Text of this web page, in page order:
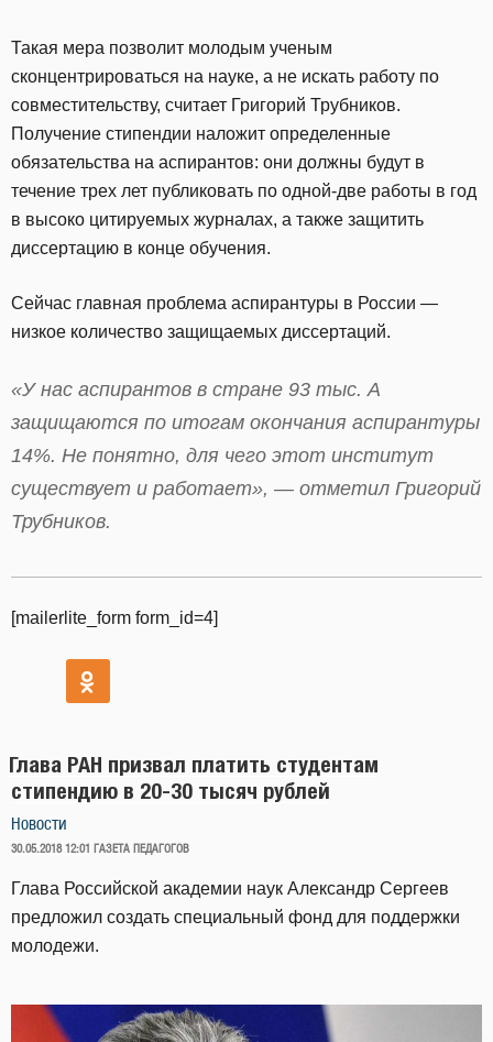
Такая мера позволит молодым ученым
сконцентрироваться на науке, а не искать работу по
совместительству, считает Григорий Трубников.
Получение стипендии наложит определенные
обязательства на аспирантов: они должны будут в
течение трех лет публиковать по одной-две работы в год
в высоко цитируемых журналах, а также защитить
диссертацию в конце обучения.
Сейчас главная проблема аспирантуры в России —
низкое количество защищаемых диссертаций.
«У нас аспирантов в стране 93 тыс. А
защищаются по итогам окончания аспирантуры
14%. Не понятно, для чего этот институт
существует и работает», — отметил Григорий
Трубников.
[mailerlite_form form_id=4]
Глава РАН призвал платить студентам
стипендию в 20-30 тысяч рублей
Новости
ОПУБЛИКОВАНО
30.05.2018 12:01 ГАЗЕТА ПЕДАГОГОВ
Глава Российской академии наук Александр Сергеев
предложил создать специальный фонд для поддержки
молодежи.